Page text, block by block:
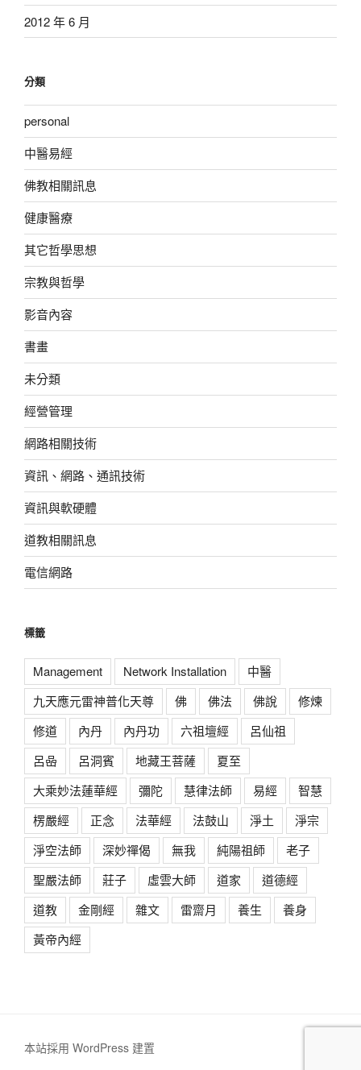
2012 年 6 月
分類
personal
中醫易經
佛教相關訊息
健康醫療
其它哲學思想
宗教與哲學
影音內容
書畫
未分類
經營管理
網路相關技術
資訊、網路、通訊技術
資訊與軟硬體
道教相關訊息
電信網路
標籤
Management Network Installation
中醫
九天應元雷神普化天尊
佛 佛法 佛說
修煉
修道
內丹 內丹功 六祖壇經
呂仙祖
呂喦
呂洞賓 地藏王菩薩
夏至
大乘妙法蓮華經
彌陀 慧律法師 易經
智慧
楞嚴經
正念 法華經 法鼓山 淨土
淨宗
淨空法師
深妙禪偈 無我 純陽祖師
老子
聖嚴法師
莊子 虛雲大師 道家
道德經
道教
金剛經 雜文 雷齋月 養生
養身
黃帝內經
本站採用 WordPress 建置